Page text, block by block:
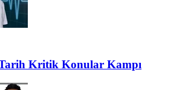
Kritik Konular Kampı